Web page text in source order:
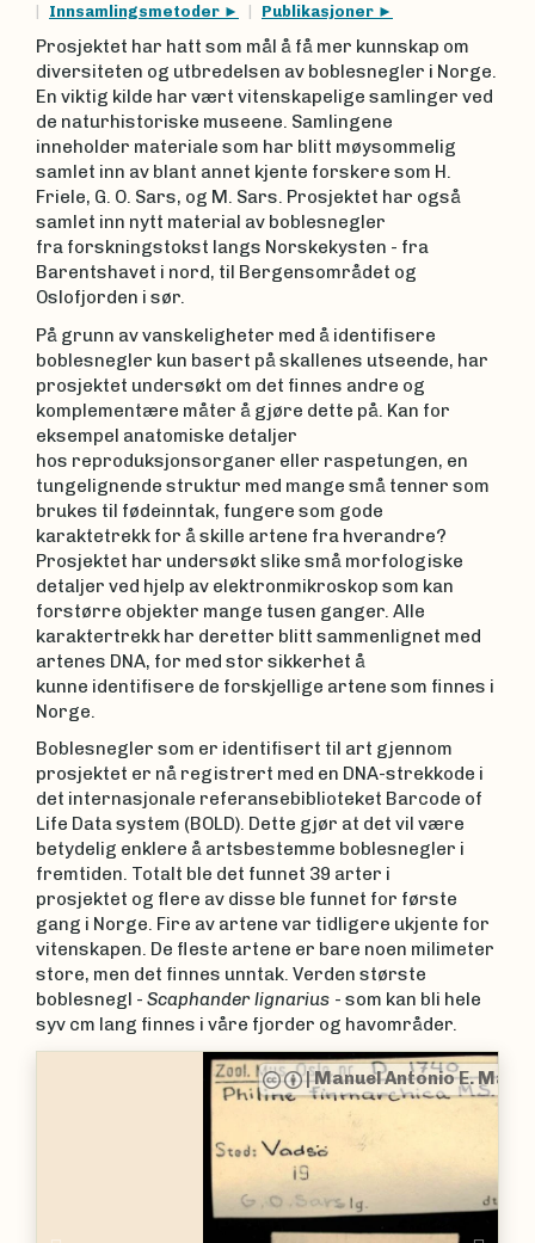
Innsamlingsmetoder
Publikasjoner
Prosjektet har hatt som mål å få mer kunnskap om
diversiteten og utbredelsen av boblesnegler i Norge.
En viktig kilde har vært vitenskapelige samlinger ved
de naturhistoriske museene. Samlingene
inneholder materiale som har blitt møysommelig
samlet inn av blant annet kjente forskere som H.
Friele, G. O. Sars, og M. Sars. Prosjektet har også
samlet inn nytt material av boblesnegler
fra forskningstokst langs Norskekysten - fra
Barentshavet i nord, til Bergensområdet og
Oslofjorden i sør.
På grunn av vanskeligheter med å identifisere
boblesnegler kun basert på skallenes utseende, har
prosjektet undersøkt om det finnes andre og
komplementære måter å gjøre dette på. Kan for
eksempel anatomiske detaljer
hos reproduksjonsorganer eller raspetungen, en
tungelignende struktur med mange små tenner som
brukes til fødeinntak, fungere som gode
karaktetrekk for å skille artene fra hverandre?
Prosjektet har undersøkt slike små morfologiske
detaljer ved hjelp av elektronmikroskop som kan
forstørre objekter mange tusen ganger. Alle
karaktertrekk har deretter blitt sammenlignet med
artenes DNA, for med stor sikkerhet å
kunne identifisere de forskjellige artene som finnes i
Norge.
Boblesnegler som er identifisert til art gjennom
prosjektet er nå registrert med en DNA-strekkode i
det internasjonale referansebiblioteket Barcode of
Life Data system (BOLD). Dette gjør at det vil være
betydelig enklere å artsbestemme boblesnegler i
fremtiden. Totalt ble det funnet 39 arter i
prosjektet og flere av disse ble funnet for første
gang i Norge. Fire av artene var tidligere ukjente for
vitenskapen. De fleste artene er bare noen milimeter
store, men det finnes unntak. Verden største
boblesnegl - Scaphander lignarius - som kan bli hele
syv cm lang finnes i våre fjorder og havområder.
|Manuel Antonio E. Malaquias